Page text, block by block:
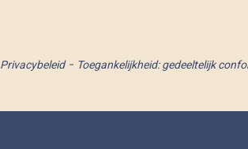
Privacybeleid
Toegankelijkheid: gedeeltelijk